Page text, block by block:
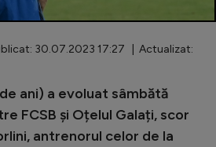
30.07.2023 17:27 | Actualizat:
ani) a evoluat sâmbătă
FCSB și Oțelul Galați, scor
antrenorul celor de la